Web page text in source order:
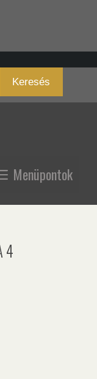
Keresés
Menüpontok
4